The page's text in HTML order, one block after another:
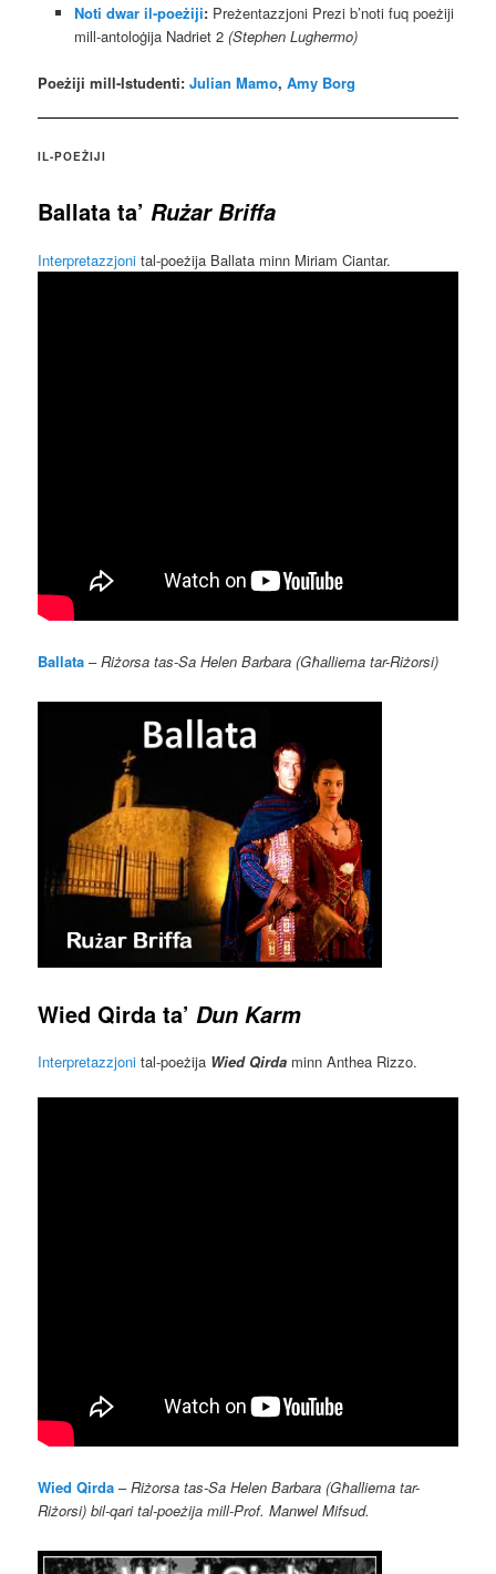
Noti dwar il-poeżiji: Preżentazzjoni Prezi b’noti fuq poeżiji
mill-antoloġija Nadriet 2 (Stephen Lughermo)
Poeżiji mill-Istudenti:Julian Mamo,Amy Borg
IL-POEŻIJI
Ballata ta’ Rużar Briffa
Interpretazzjonital-poeżija Ballata minn Miriam Ciantar.
Ballata –Riżorsa tas-Sa Helen Barbara (Għalliema tar-Riżorsi)
Wied Qirda ta’ Dun Karm
Interpretazzjoni tal-poeżija Wied Qirda minn Anthea Rizzo.
Wied Qirda –Riżorsa tas-Sa Helen Barbara (Għalliema tar-
Riżorsi) bil-qari tal-poeżija mill-Prof. Manwel Mifsud.